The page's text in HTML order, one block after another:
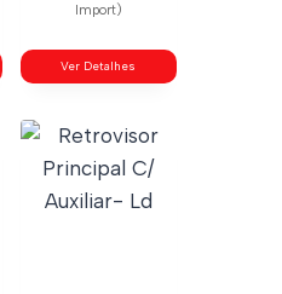
Import)
Ver Detalhes